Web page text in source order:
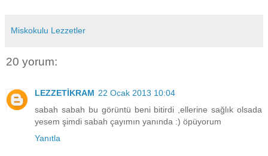
Miskokulu Lezzetler
20 yorum:
LEZZETİKRAM 22 Ocak 2013 10:04
sabah sabah bu görüntü beni bitirdi ,ellerine sağlık olsada
yesem şimdi sabah çayımın yanında :) öpüyorum
Yanıtla